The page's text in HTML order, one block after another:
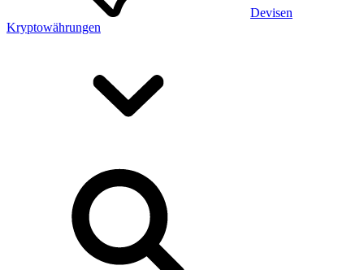
Devisen
Kryptowährungen